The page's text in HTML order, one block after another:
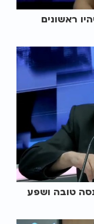
ראשונים
טובה ושפע